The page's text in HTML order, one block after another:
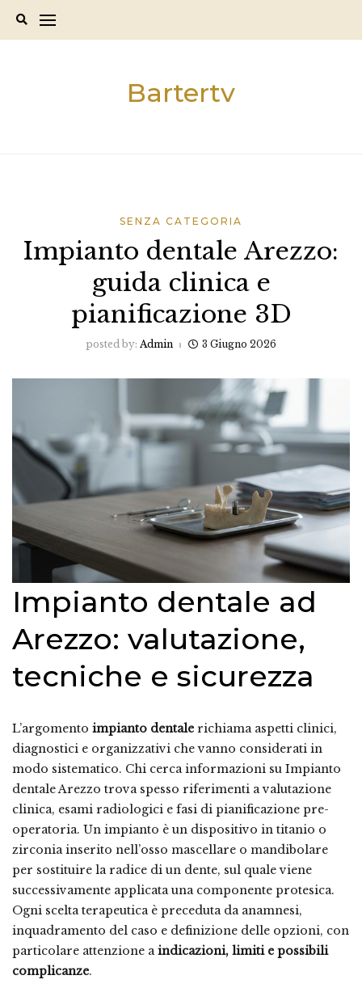
Bartertv
SENZA CATEGORIA
Impianto dentale Arezzo:
guida clinica e
pianificazione 3D
posted by: Admin 3 Giugno 2026
Impianto dentale ad
Arezzo: valutazione,
tecniche e sicurezza
L’argomento impianto dentale richiama aspetti clinici,
diagnostici e organizzativi che vanno considerati in
modo sistematico. Chi cerca informazioni su Impianto
dentale Arezzo trova spesso riferimenti a valutazione
clinica, esami radiologici e fasi di pianificazione pre-
operatoria. Un impianto è un dispositivo in titanio o
zirconia inserito nell’osso mascellare o mandibolare
per sostituire la radice di un dente, sul quale viene
successivamente applicata una componente protesica.
Ogni scelta terapeutica è preceduta da anamnesi,
inquadramento del caso e definizione delle opzioni, con
particolare attenzione aindicazioni, limiti e possibili
complicanze.